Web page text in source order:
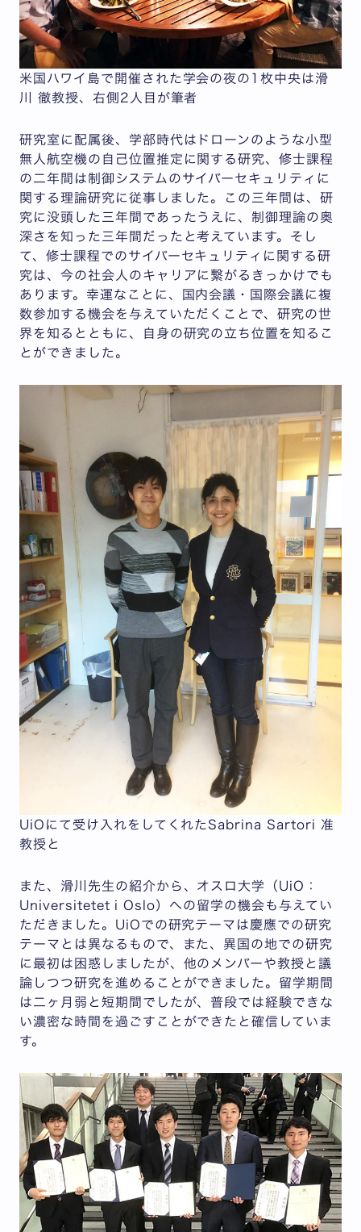
米国ハワイ島で開催された学会の夜の1枚中央は滑
川 徹教授、右側2人目が筆者
研究室に配属後、学部時代はドローンのような小型
無人航空機の自己位置推定に関する研究、修士課程
の二年間は制御システムのサイバーセキュリティに
関する理論研究に従事しました。この三年間は、研
究に没頭した三年間であったうえに、制御理論の奥
深さを知った三年間だったと考えています。そし
て、修士課程でのサイバーセキュリティに関する研
究は、今の社会人のキャリアに繋がるきっかけでも
あります。幸運なことに、国内会議・国際会議に複
数参加する機会を与えていただくことで、研究の世
界を知るとともに、自身の研究の立ち位置を知るこ
とができました。
UiOにて受け入れをしてくれたSabrina Sartori 准
教授と
また、滑川先生の紹介から、オスロ大学（UiO：
Universitetet i Oslo）への留学の機会も与えてい
ただきました。UiOでの研究テーマは慶應での研究
テーマとは異なるもので、また、異国の地での研究
に最初は困惑しましたが、他のメンバーや教授と議
論しつつ研究を進めることができました。留学期間
は二ヶ月弱と短期間でしたが、普段では経験できな
い濃密な時間を過ごすことができたと確信していま
す。